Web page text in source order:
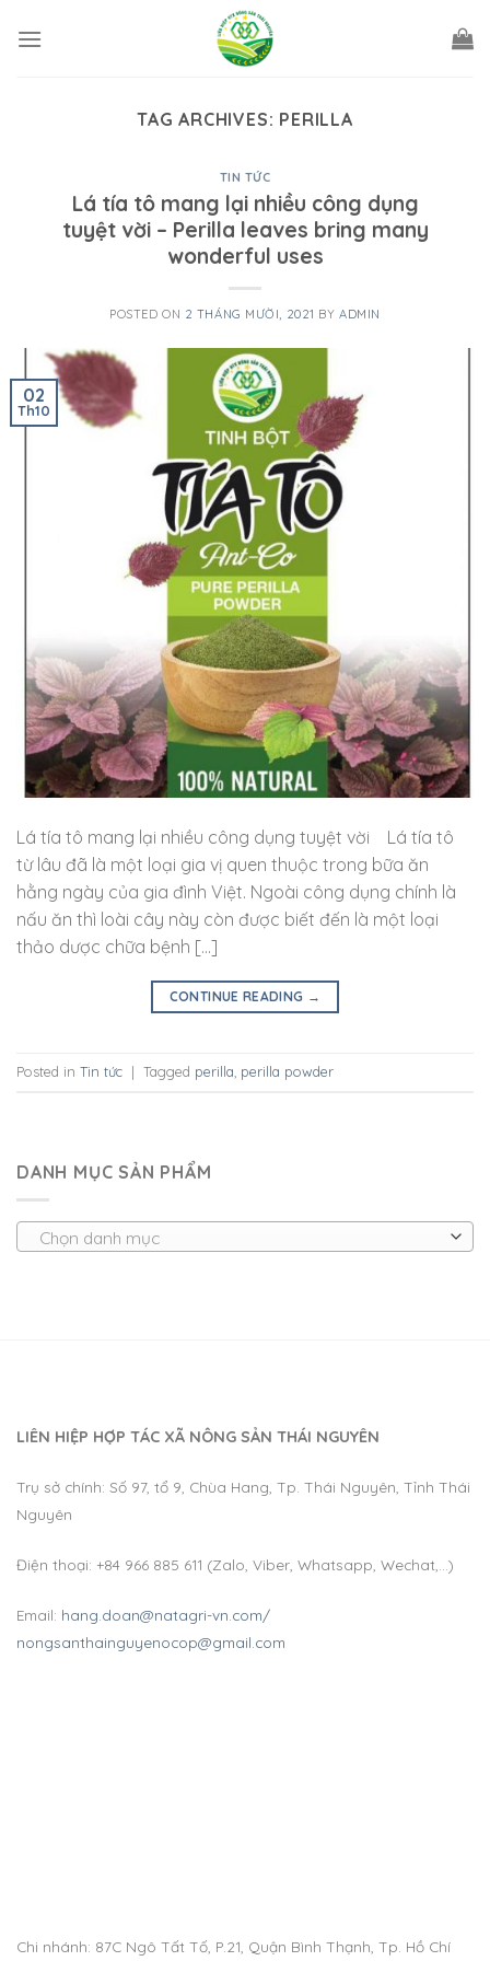
TAG ARCHIVES: PERILLA
TIN TỨC
Lá tía tô mang lại nhiều công dụng
tuyệt vời – Perilla leaves bring many
wonderful uses
POSTED ON 2 THÁNG MƯỜI, 2021 BYADMIN
02
Th10
Lá tía tô mang lại nhiều công dụng tuyệt vời Lá tía tô
từ lâu đã là một loại gia vị quen thuộc trong bữa ăn
hằng ngày của gia đình Việt. Ngoài công dụng chính là
nấu ăn thì loài cây này còn được biết đến là một loại
thảo dược chữa bệnh […]
CONTINUE READING →
Posted in Tin tức | Tagged perilla, perilla powder
DANH MỤC SẢN PHẨM
Chọn danh mục
LIÊN HIỆP HỢP TÁC XÃ NÔNG SẢN THÁI NGUYÊN
Trụ sở chính: Số 97, tổ 9, Chùa Hang, Tp. Thái Nguyên, Tỉnh Thái
Nguyên
Điện thoại: +84 966 885 611 (Zalo, Viber, Whatsapp, Wechat,…)
Email: hang.doan@natagri-vn.com/
nongsanthainguyenocop@gmail.com
Chi nhánh: 87C Ngô Tất Tố, P.21, Quận Bình Thạnh, Tp. Hồ Chí